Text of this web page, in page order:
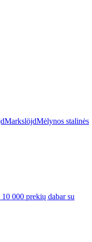
MarkslöjdMėlynos stalinės
000 prekių dabar su